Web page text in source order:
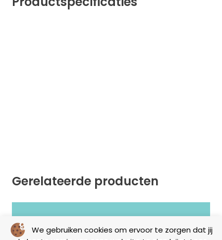
We gebruiken cookies om ervoor te zorgen dat jij
Gerelateerde producten
Geen resultaten gevonden.